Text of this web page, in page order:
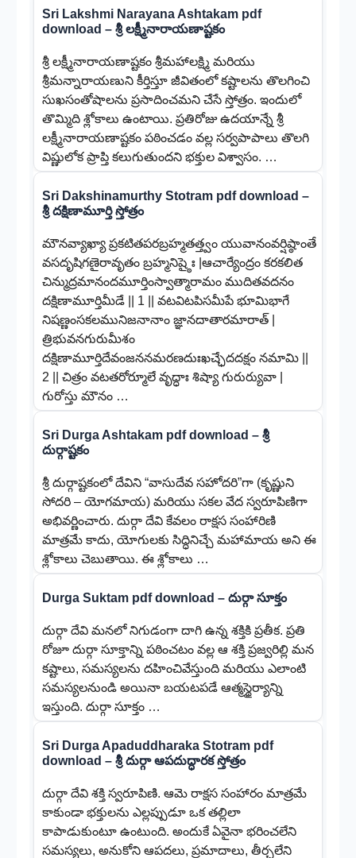
Sri Lakshmi Narayana Ashtakam pdf
download – శ్రీ లక్ష్మీనారాయణాష్టకం
శ్రీ లక్ష్మీనారాయణాష్టకం శ్రీమహాలక్ష్మి మరియు
శ్రీమన్నారాయణుని కీర్తిస్తూ జీవితంలో కష్టాలను తొలగించి
సుఖసంతోషాలను ప్రసాదించమని చేసే స్తోత్రం. ఇందులో
తొమ్మిది శ్లోకాలు ఉంటాయి. ప్రతిరోజు ఉదయాన్నే శ్రీ
లక్ష్మీనారాయణాష్టకం పఠించడం వల్ల సర్వపాపాలు తొలగి
విష్ణులోక ప్రాప్తి కలుగుతుందని భక్తుల విశ్వాసం. …
Sri Dakshinamurthy Stotram pdf download –
శ్రీ దక్షిణామూర్తి స్తోత్రం
మౌనవ్యాఖ్యా ప్రకటితపరబ్రహ్మతత్త్వం యువానంవర్షిష్ఠాంతే
వసదృషిగణైరావృతం బ్రహ్మనిష్ఠైః |ఆచార్యేంద్రం కరకలిత
చిన్ముద్రమానందమూర్తింస్వాత్మారామం ముదితవదనం
దక్షిణామూర్తిమీడే || 1 || వటవిటపిసమీపే భూమిభాగే
నిషణ్ణంసకలమునిజనానాం జ్ఞానదాతారమారాత్ |
త్రిభువనగురుమీశం
దక్షిణామూర్తిదేవంజననమరణదుఃఖచ్ఛేదదక్షం నమామి ||
2 || చిత్రం వటతరోర్మూలే వృద్ధాః శిష్యా గురుర్యువా |
గురోస్తు మౌనం …
Sri Durga Ashtakam pdf download – శ్రీ
దుర్గాష్టకం
శ్రీ దుర్గాష్టకంలో దేవిని “వాసుదేవ సహోదరి”గా (కృష్ణుని
సోదరి – యోగమాయ) మరియు సకల వేద స్వరూపిణిగా
అభివర్ణించారు. దుర్గా దేవి కేవలం రాక్షస సంహారిణి
మాత్రమే కాదు, యోగులకు సిద్ధినిచ్చే మహామాయ అని ఈ
శ్లోకాలు చెబుతాయి. ఈ శ్లోకాలు …
Durga Suktam pdf download – దుర్గా సూక్తం
దుర్గా దేవి మనలో నిగుడంగా దాగి ఉన్న శక్తికి ప్రతీక. ప్రతి
రోజూ దుర్గా సూక్తాన్ని పఠించటం వల్ల ఆ శక్తి ప్రజ్వరిల్లి మన
కష్టాలు, సమస్యలను దహించివేస్తుంది మరియు ఎలాంటి
సమస్యలనుండి అయినా బయటపడే ఆత్మస్థైర్యాన్ని
ఇస్తుంది. దుర్గా సూక్తం …
Sri Durga Apaduddharaka Stotram pdf
download – శ్రీ దుర్గా ఆపదుద్ధారక స్తోత్రం
దుర్గా దేవి శక్తి స్వరూపిణి. ఆమె రాక్షస సంహారం మాత్రమే
కాకుండా భక్తులను ఎల్లప్పుడూ ఒక తల్లిలా
కాపాడుకుంటూ ఉంటుంది. అందుకే ఏవైనా భరించలేని
సమస్యలు, అనుకోని ఆపదలు, ప్రమాదాలు, తీర్చలేని